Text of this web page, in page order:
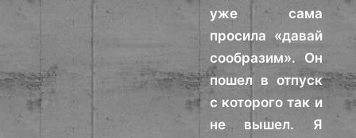
уже сама
просила «давай
сообразим». Он
пошел в отпуск
с которого так и
не вышел. Я